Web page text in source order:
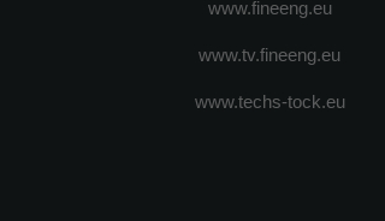
www.fineeng.eu
www.tv.fineeng.eu
www.techs-tock.eu